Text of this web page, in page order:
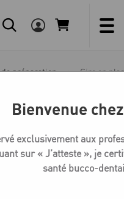
préparation Cire en
Bienvenue
exclusivement aux
sur « J’atteste », je
santé bucco-